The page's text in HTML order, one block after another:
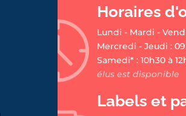
Horaires
Lundi - Mardi -
Mercredi - Jeudi :
Samedi* : 10h30 à
élus est disponible
Labels et